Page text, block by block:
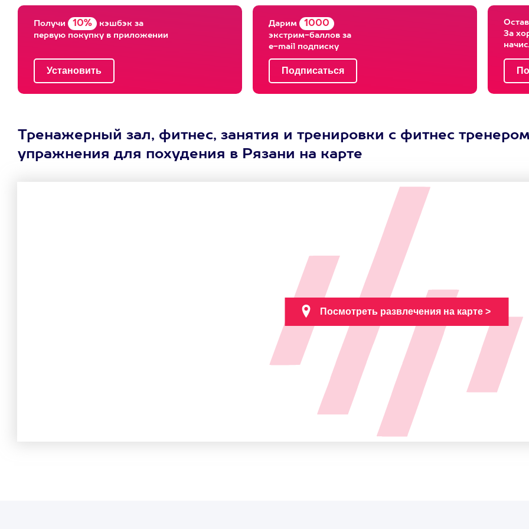
Получи 10% кэшбэк за
первую покупку в приложении
Дарим 1000
экстрим-баллов за
e-mail подписку
За
Тренажерный зал, фитнес, занятия и тренировки с фитнес
упражнения для похудения в Рязани на карте